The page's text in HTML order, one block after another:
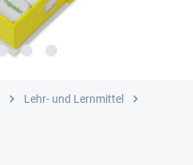
Lehr- und Lernmittel